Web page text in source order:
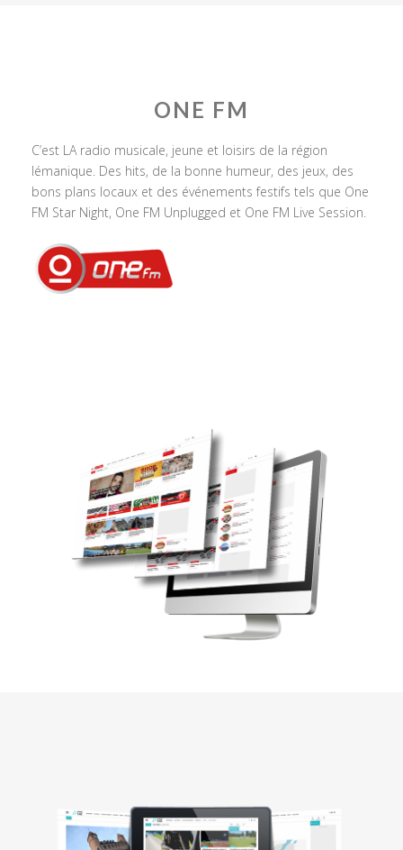
ONE FM
C’est LA radio musicale, jeune et loisirs de la région
lémanique. Des hits, de la bonne humeur, des jeux, des
bons plans locaux et des événements festifs tels que One
FM Star Night, One FM Unplugged et One FM Live Session.